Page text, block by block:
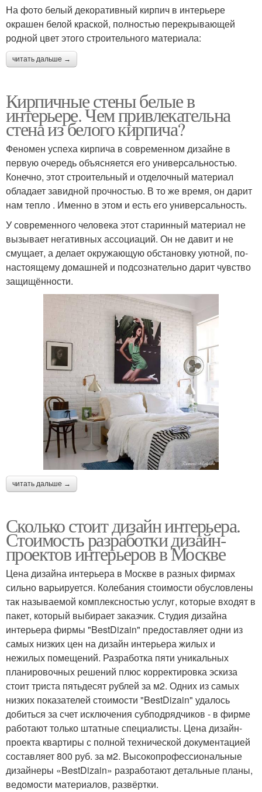
На фото белый декоративный кирпич в интерьере
окрашен белой краской, полностью перекрывающей
родной цвет этого строительного материала:
читать дальше →
Кирпичные стены белые в
интерьере. Чем привлекательна
стена из белого кирпича?
Феномен успеха кирпича в современном дизайне в
первую очередь объясняется его универсальностью.
Конечно, этот строительный и отделочный материал
обладает завидной прочностью. В то же время, он дарит
нам тепло . Именно в этом и есть его универсальность.
У современного человека этот старинный материал не
вызывает негативных ассоциаций. Он не давит и не
смущает, а делает окружающую обстановку уютной, по-
настоящему домашней и подсознательно дарит чувство
защищённости.
читать дальше →
Сколько стоит дизайн интерьера.
Стоимость разработки дизайн-
проектов интерьеров в Москве
Цена дизайна интерьера в Москве в разных фирмах
сильно варьируется. Колебания стоимости обусловлены
так называемой комплексностью услуг, которые входят в
пакет, который выбирает заказчик. Студия дизайна
интерьера фирмы "BestDizain" предоставляет одни из
самых низких цен на дизайн интерьера жилых и
нежилых помещений. Разработка пяти уникальных
планировочных решений плюс корректировка эскиза
стоит триста пятьдесят рублей за м2. Одних из самых
низких показателей стоимости "BestDizain" удалось
добиться за счет исключения субподрядчиков - в фирме
работают только штатные специалисты. Цена дизайн-
проекта квартиры с полной технической документацией
составляет 800 руб. за м2. Высокопрофессиональные
дизайнеры «BestDizain» разработают детальные планы,
ведомости материалов, развёртки.